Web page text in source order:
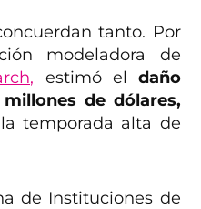
tanto. Por
modeladora de
estimó el daño
de dólares,
temporada alta de
de Instituciones de